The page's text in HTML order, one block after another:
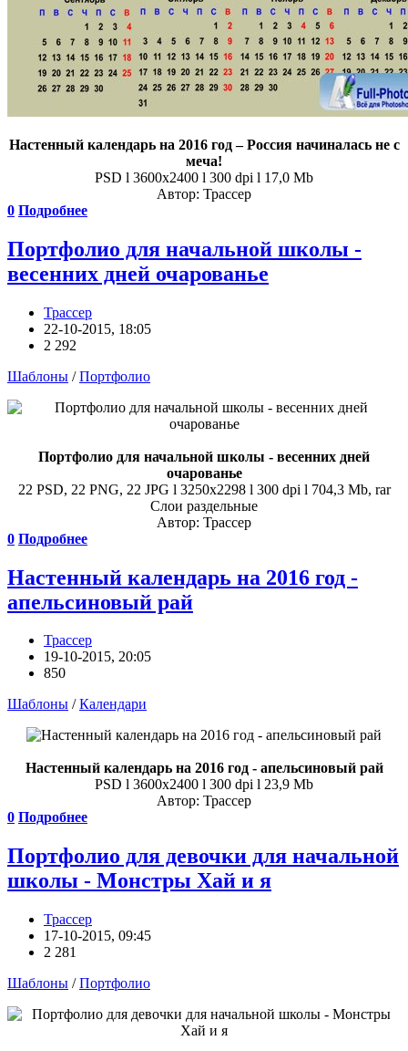
Настенный календарь на 2016 год – Россия начиналась не с
меча!
PSD l 3600x2400 l 300 dpi l 17,0 Mb
Автор: Трассер
0 Подробнее
Портфолио для начальной школы -
весенних дней очарованье
Трассер
22-10-2015, 18:05
2 292
Шаблоны /Портфолио
Портфолио для начальной школы - весенних дней
очарованье
22 PSD, 22 PNG, 22 JPG l 3250x2298 l 300 dpi l 704,3 Mb, rar
Слои раздельные
Автор: Трассер
0 Подробнее
Настенный календарь на 2016 год -
апельсиновый рай
Трассер
19-10-2015, 20:05
850
Шаблоны /Календари
Настенный календарь на 2016 год - апельсиновый рай
PSD l 3600x2400 l 300 dpi l 23,9 Mb
Автор: Трассер
0 Подробнее
Портфолио для девочки для начальной
школы - Монстры Хай и я
Трассер
17-10-2015, 09:45
2 281
Шаблоны /Портфолио